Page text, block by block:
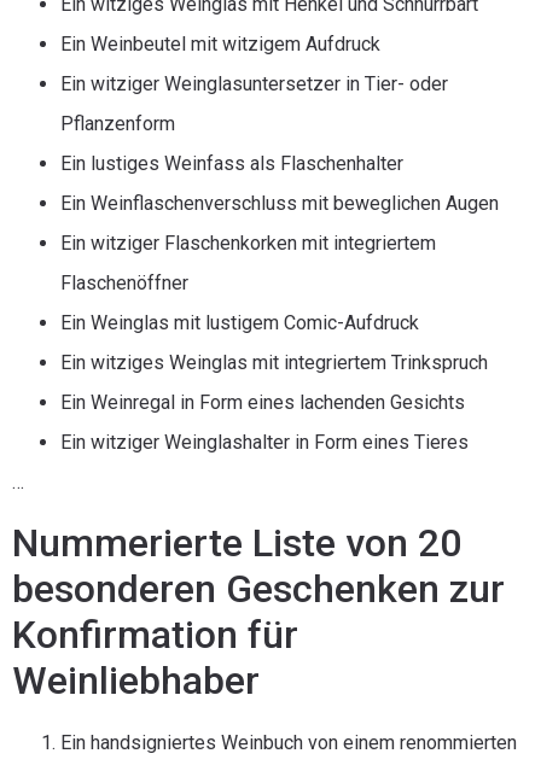
Ein Weinbeutel mit witzigem Aufdruck
Ein witziger Weinglasuntersetzer in Tier- oder
Pflanzenform
Ein lustiges Weinfass als Flaschenhalter
Ein Weinflaschenverschluss mit beweglichen Augen
Ein witziger Flaschenkorken mit integriertem
Flaschenöffner
Ein Weinglas mit lustigem Comic-Aufdruck
Ein witziges Weinglas mit integriertem Trinkspruch
Ein Weinregal in Form eines lachenden Gesichts
Ein witziger Weinglashalter in Form eines Tieres
…
Nummerierte Liste von 20
besonderen Geschenken zur
Konfirmation für
Weinliebhaber
Ein handsigniertes Weinbuch von einem renommierten